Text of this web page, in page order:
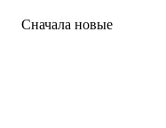
Сначала новые